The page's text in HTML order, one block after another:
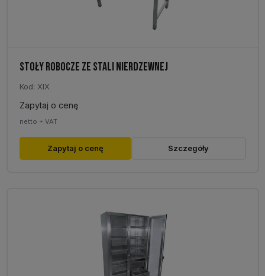
STOŁY ROBOCZE ZE STALI NIERDZEWNEJ
Kod: XIX
Zapytaj o cenę
netto + VAT
Zapytaj o cenę Szczegóły